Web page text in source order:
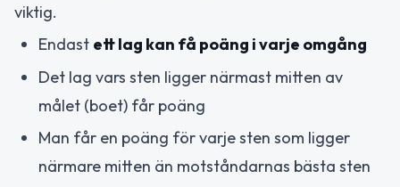
viktig.
Endast ett lag kan få poäng i varje omgång
Det lag vars sten ligger närmast mitten av
målet (boet) får poäng
Man får en poäng för varje sten som ligger
närmare mitten än motståndarnas bästa sten